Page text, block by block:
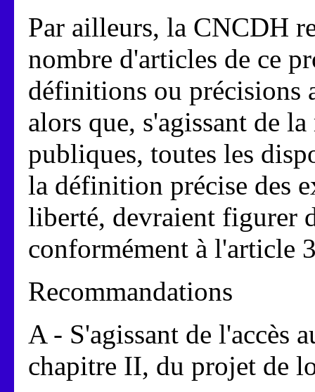
Par ailleurs, la CNCDH
nombre d'articles de ce
définitions ou précisions
alors que, s'agissant de
publiques, toutes les
la définition précise des
liberté, devraient figurer
conformément à l'article
Recommandations
A - S'agissant de l'accès
chapitre II, du projet de